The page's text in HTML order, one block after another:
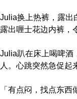
Julia换上热裤，露出
露出喱士花边内裤，
Julia趴在床上喝啤酒
人。心跳突然急促起
「有点闷，找点东西